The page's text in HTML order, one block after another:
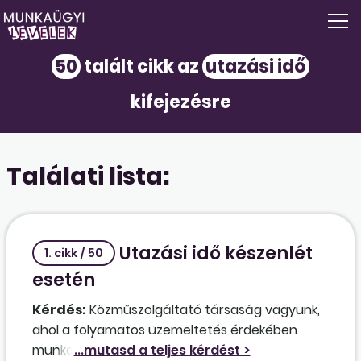
50 talált cikk az utazási idő
kifejezésre
Találati lista:
1. cikk / 50
Utazási idő készenlét
esetén
Kérdés: Közműszolgáltató társaság vagyunk,
ahol a folyamatos üzemeltetés érdekében
munkavállalóink részére készenlétet rendelünk